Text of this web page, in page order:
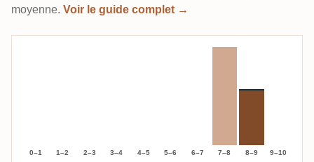
moyenne. Voir le guide complet →
0–1 1–2 2–3 3–4 4–5 5–6 6–7 7–8 8–9 9–10